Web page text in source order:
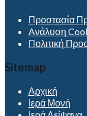
Προστασία
Aνάλυση
Πολιτική
Sitemap
Αρχική
Ιερά Μονή